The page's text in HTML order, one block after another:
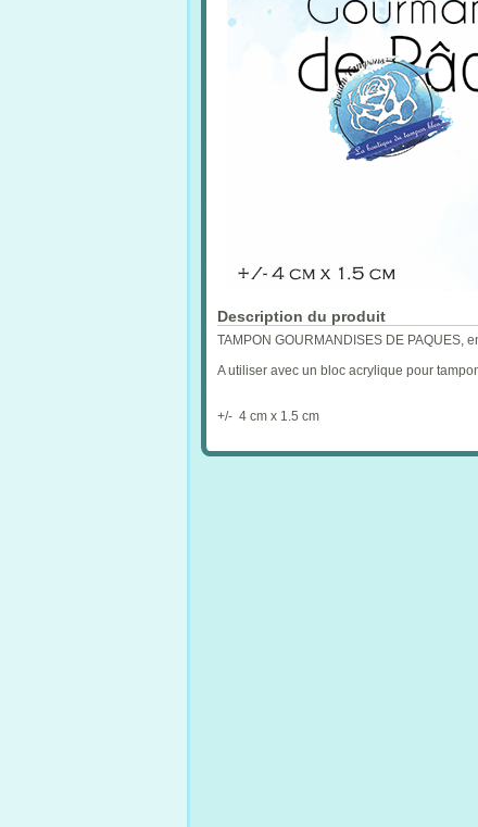
Description du produit
TAMPON GOURMANDISES DE PAQUES,
A utiliser avec un bloc acrylique pour
+/- 4 cm x 1.5 cm